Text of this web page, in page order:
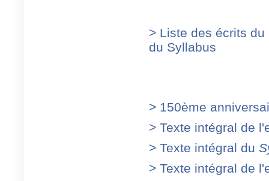
> Liste des écrits
du Syllabus
> 150ème
> Texte intégral de
> Texte intégral du
> Texte intégral de